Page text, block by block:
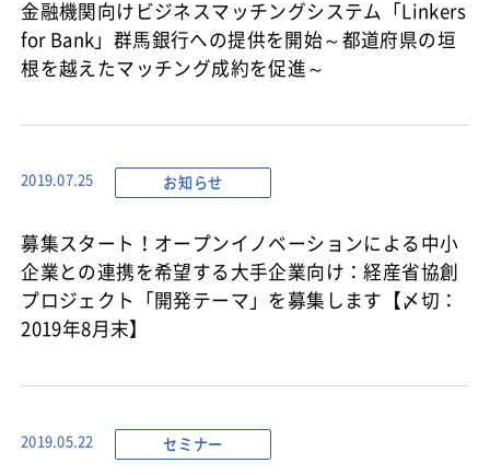
金融機関向けビジネスマッチングシステム「Linkers
for Bank」群馬銀行への提供を開始～都道府県の垣
根を越えたマッチング成約を促進～
2019.07.25 お知らせ
募集スタート！オープンイノベーションによる中小
企業との連携を希望する大手企業向け：経産省協創
プロジェクト「開発テーマ」を募集します【〆切：
2019年8月末】
2019.05.22 セミナー